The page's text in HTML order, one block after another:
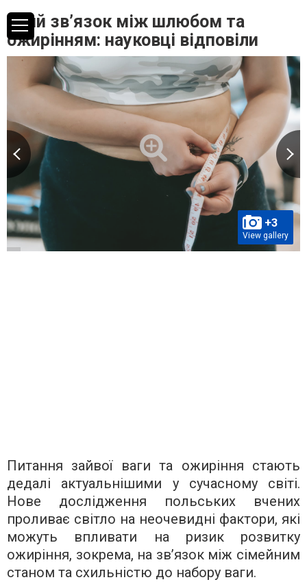
Який зв’язок між шлюбом та
ожирінням: науковці відповіли
+3
View gallery
Питання зайвої ваги та ожиріння стають
дедалі актуальнішими у сучасному світі.
Нове дослідження польських вчених
проливає світло на неочевидні фактори, які
можуть впливати на ризик розвитку
ожиріння, зокрема, на зв’язок між сімейним
станом та схильністю до набору ваги.